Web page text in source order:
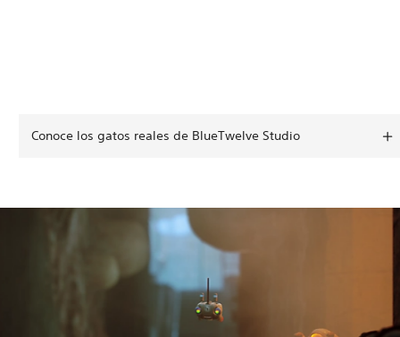
Conoce los gatos reales de BlueTwelve Studio